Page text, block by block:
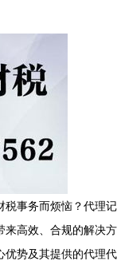
税事务而烦恼？代理记
来高效、合规的解决方
优势及其提供的代理代